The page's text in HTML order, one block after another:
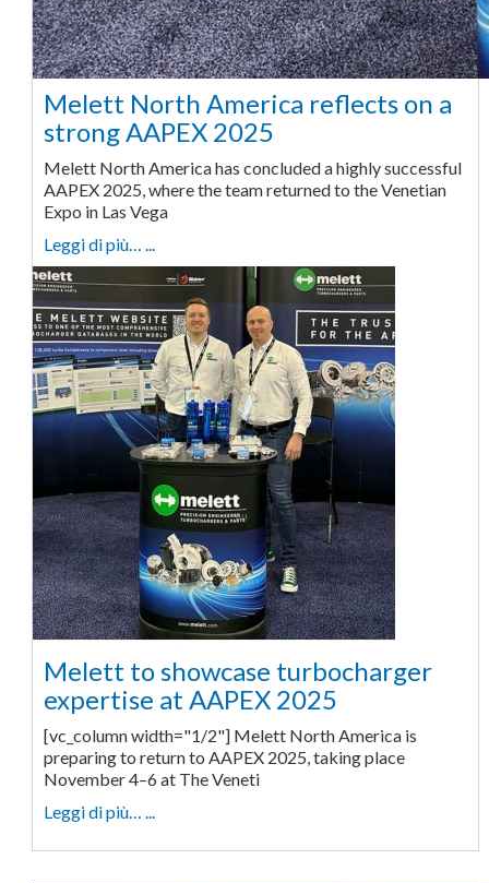
Melett North America reflects on a
strong AAPEX 2025
Melett North America has concluded a highly successful
AAPEX 2025, where the team returned to the Venetian
Expo in Las Vega
Leggi di più… ...
Melett to showcase turbocharger
expertise at AAPEX 2025
[vc_column width="1/2"] Melett North America is
preparing to return to AAPEX 2025, taking place
November 4–6 at The Veneti
Leggi di più… ...